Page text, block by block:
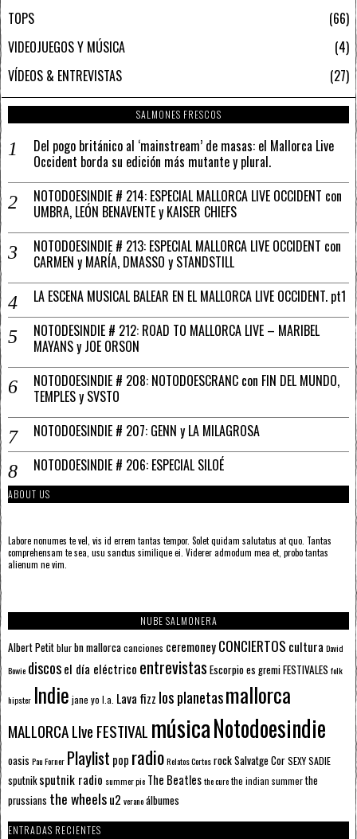
TOPS
66
VIDEOJUEGOS Y MÚSICA
4
VÍDEOS & ENTREVISTAS
27
SALMONES FRESCOS
Del pogo británico al ‘mainstream’ de masas: el Mallorca Live
Occident borda su edición más mutante y plural.
NOTODOESINDIE # 214: ESPECIAL MALLORCA LIVE OCCIDENT con
UMBRA, LEÓN BENAVENTE y KAISER CHIEFS
NOTODOESINDIE # 213: ESPECIAL MALLORCA LIVE OCCIDENT con
CARMEN y MARÍA, DMASSO y STANDSTILL
LA ESCENA MUSICAL BALEAR EN EL MALLORCA LIVE OCCIDENT. pt1
NOTODESINDIE # 212: ROAD TO MALLORCA LIVE – MARIBEL
MAYANS y JOE ORSON
NOTODOESINDIE # 208: NOTODOESCRANC con FIN DEL MUNDO,
TEMPLES y SVSTO
NOTODOESINDIE # 207: GENN y LA MILAGROSA
NOTODOESINDIE # 206: ESPECIAL SILOÉ
ABOUT US
Labore nonumes te vel, vis id errem tantas tempor. Solet quidam salutatus at quo. Tantas
comprehensam te sea, usu sanctus similique ei. Viderer admodum mea et, probo tantas
alienum ne vim.
NUBE SALMONERA
Albert Petitblurbn mallorcacanciones ceremoneyCONCIERTOS cultura David
Bowie discosel día eléctrico entrevistas Escorpioes gremiFESTIVALES folk
hipster Indie jane yo l.a. Lava fizz los planetasmallorca
MALLORCA LIve FESTIVAL músicaNotodoesindie
oasis Pau Forner Playlist pop radioRelatos CortosrockSalvatge CorSEXY SADIE
sputnik sputnik radio summer pie The Beatlesthe curethe indian summerthe
prussians the wheelsu2 veranoálbumes
ENTRADAS RECIENTES